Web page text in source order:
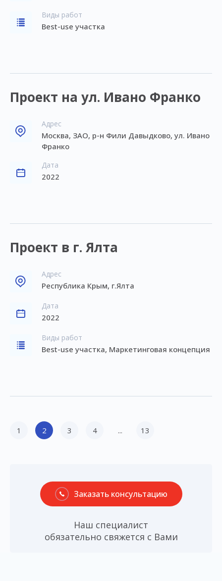
Виды работ
Best-use участка
Проект на ул. Ивано Франко
Адрес
Москва, ЗАО, р-н Фили Давыдково, ул. Ивано
Франко
Дата
2022
Проект в г. Ялта
Адрес
Республика Крым, г.Ялта
Дата
2022
Виды работ
Best-use участка, Маркетинговая концепция
1 2 3 4 ... 13
Заказать консультацию
Наш специалист
обязательно свяжется с Вами